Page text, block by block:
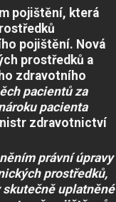
pojištění, která
pojištění. Nová
prostředků a
zdravotního
pacientů za
pacienta
zdravotnictví
právní úpravy
prostředků,
skutečně uplatněné